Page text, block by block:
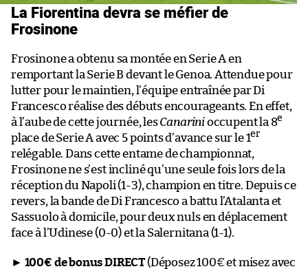
La Fiorentina devra se méfier de
Frosinone
Frosinone a obtenu sa montée en Serie A en
remportant la Serie B devant le Genoa. Attendue pour
lutter pour le maintien, l’équipe entraînée par Di
Francesco réalise des débuts encourageants. En effet,
à l’aube de cette journée, lesCanarinioccupent la 8e
place de Serie A avec 5 points d’avance sur le 1er
relégable. Dans cette entame de championnat,
Frosinone ne s’est incliné qu’une seule fois lors de la
réception du Napoli (1-3), champion en titre. Depuis ce
revers, la bande de Di Francesco a battu l’Atalanta et
Sassuolo à domicile, pour deux nuls en déplacement
face à l’Udinese (0-0) et la Salernitana (1-1).
► 100€ de bonus DIRECT(Déposez 100€ et misez avec